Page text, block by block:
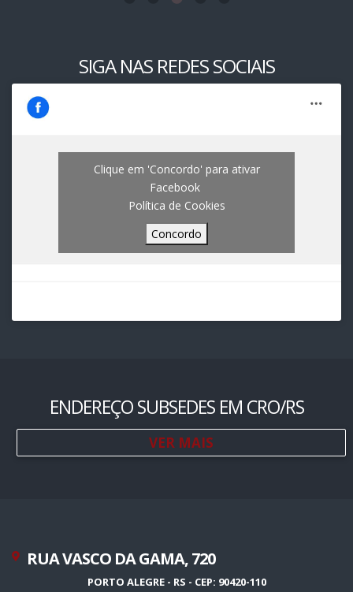
SIGA NAS REDES SOCIAIS
Clique em 'Concordo' para ativar
Facebook
Política de Cookies
Concordo
ENDEREÇO SUBSEDES EM CRO/RS
VER MAIS
RUA VASCO DA GAMA, 720
PORTO ALEGRE - RS - CEP: 90420-110